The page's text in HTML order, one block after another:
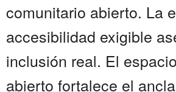
comunitario abierto. La
accesibilidad exigible
inclusión real. El
abierto fortalece el